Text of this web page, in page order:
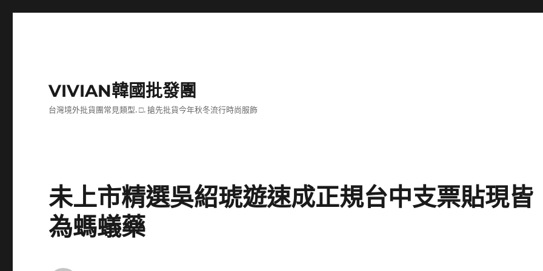
VIVIAN韓國批發團
台灣境外批貨團常見類型. □. 搶先批貨今年秋冬流行時尚服飾
未上市精選吳紹琥遊速成正規台中支票貼現皆
為螞蟻藥